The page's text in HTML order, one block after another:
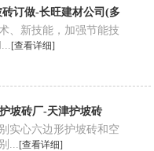
订做-长旺建材公司(多
、新技能，加强节能技
[查看详细]
坡砖厂-天津护坡砖
实心六边形护坡砖和空
...[查看详细]